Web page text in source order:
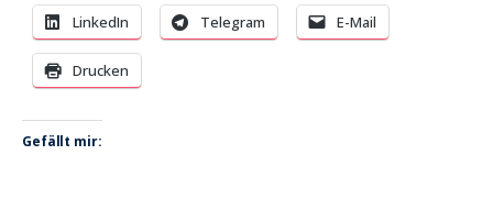
LinkedIn Telegram E-Mail
Drucken
Gefällt mir: